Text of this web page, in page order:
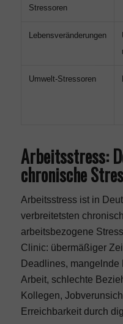
Stressoren
Lebensveränderungen
Umwelt-Stressoren
Arbeitsstress:
chronische
Arbeitsstress ist in
verbreitetsten
arbeitsbezogene
Clinic: übermäßiger
Deadlines,
Arbeit, schlechte
Kollegen,
Erreichbarkeit durch